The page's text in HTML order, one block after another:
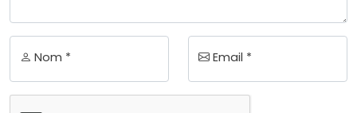
Nom * Email *